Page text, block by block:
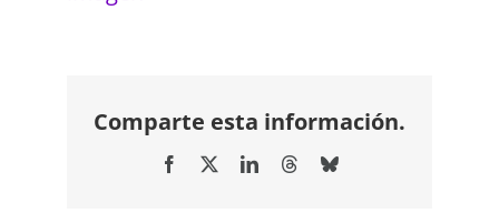
Comparte esta información.
Facebook LinkedInThreadsBluesky